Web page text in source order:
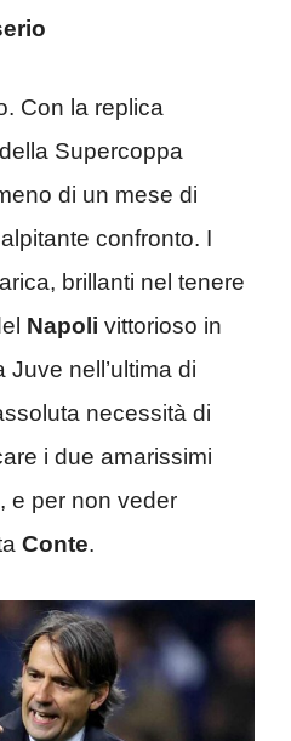
Con la replica
Supercoppa
di un mese di
confronto. I
brillanti nel tenere
Napoli vittorioso in
nell’ultima di
necessità di
i due amarissimi
e per non veder
Conte.